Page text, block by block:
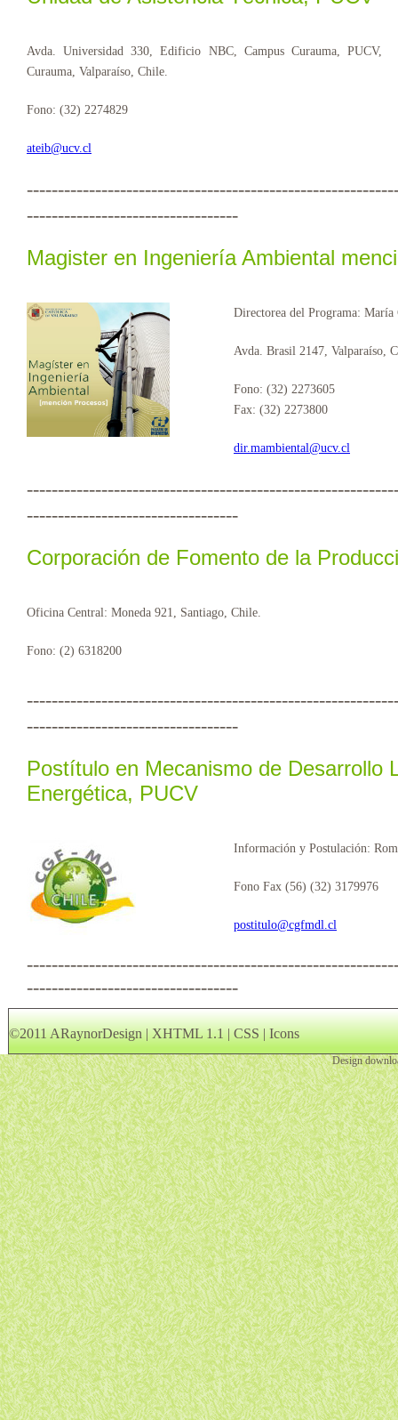
Avda. Universidad 330, Edificio NBC, Campus Curauma, PUCV,
Curauma, Valparaíso, Chile.
Fono: (32) 2274829
ateib@ucv.cl
----------------------------------
Magister en Ingeniería Ambiental
Directorea del Programa: María
Avda. Brasil 2147, Valparaíso,
Fono: (32) 2273605
Fax: (32) 2273800
dir.mambiental@ucv.cl
----------------------------------
Corporación de Fomento de la
Oficina Central: Moneda 921, Santiago, Chile.
Fono: (2) 6318200
----------------------------------
Postítulo en Mecanismo de Desarrollo
Energética, PUCV
Información y Postulación:
Fono Fax (56) (32) 3179976
postitulo@cgfmdl.cl
----------------------------------
©2011 ARaynorDesign|XHTML 1.1|CSS|Icons
Design